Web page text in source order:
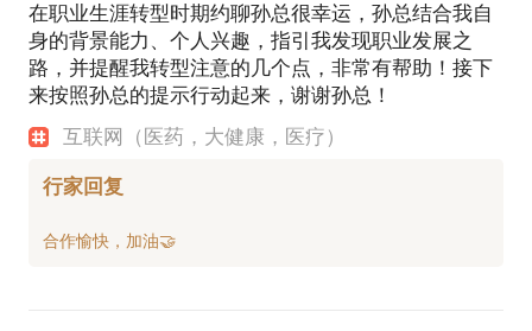
在职业生涯转型时期约聊孙总很幸运，孙总结合我自
身的背景能力、个人兴趣，指引我发现职业发展之
路，并提醒我转型注意的几个点，非常有帮助！接下
来按照孙总的提示行动起来，谢谢孙总！
互联网（医药，大健康，医疗）
行家回复